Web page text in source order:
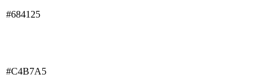
#684125
#C4B7A5